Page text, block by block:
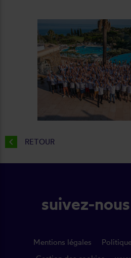
chevron_left RETOUR
suivez-
Mentions légales